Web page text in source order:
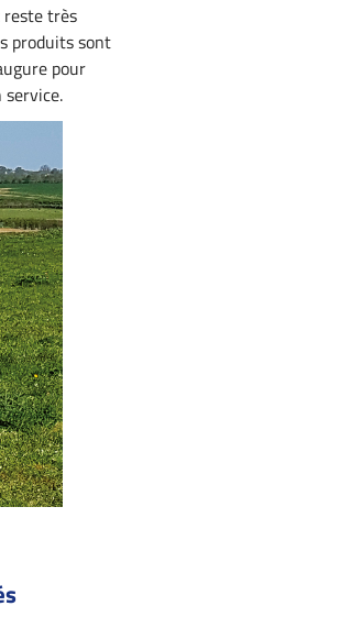
reste très
produits sont
pour